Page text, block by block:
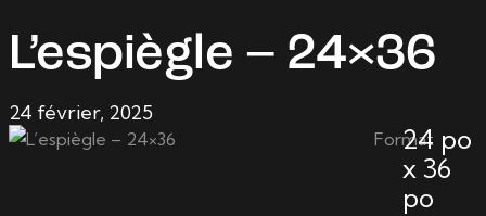
L’espiègle – 24×36
24 février, 2025
Format24 po
x 36
po